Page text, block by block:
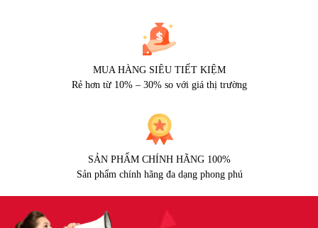
MUA HÀNG SIÊU TIẾT KIỆM
Rẻ hơn từ 10% – 30% so với giá thị trường
SẢN PHẨM CHÍNH HÃNG 100%
Sản phẩm chính hãng đa dạng phong phú